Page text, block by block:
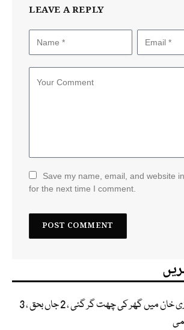
LEAVE A REPLY
Save my name, email, and website
for the next time I comment.
ڈیرہ غازی خان میں گھر کی چھت گر گئی ، 2 جاں بحق ، 3